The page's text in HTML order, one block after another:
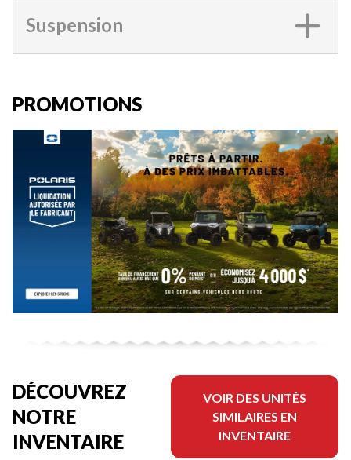
Suspension
PROMOTIONS
DÉCOUVREZ
NOTRE
INVENTAIRE
VOIR DES UNITÉS
SIMILAIRES EN
INVENTAIRE